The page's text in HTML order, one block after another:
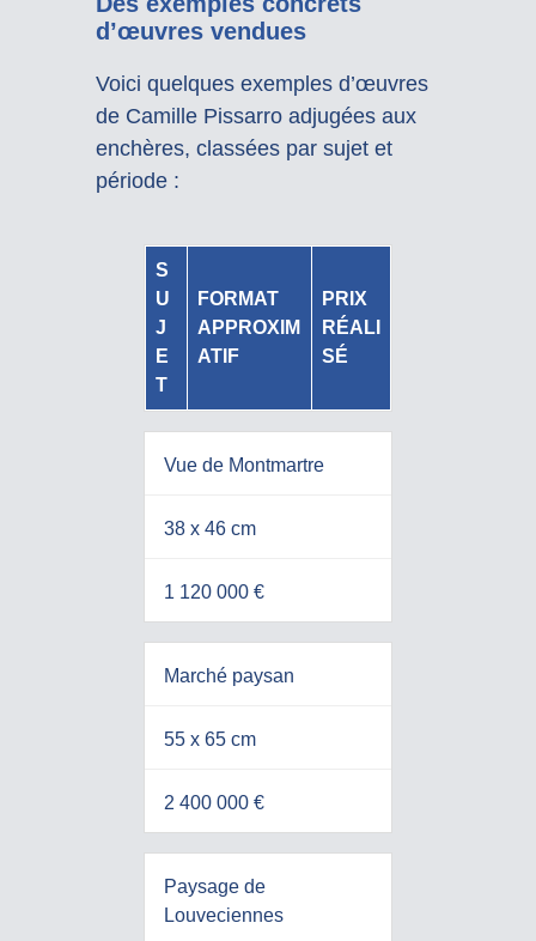
d’œuvres vendues
Voici quelques exemples d’œuvres
de Camille Pissarro adjugées aux
enchères, classées par sujet et
période :
S
U
J
E
T
FORMAT
APPROXIM
ATIF
PRIX
RÉALI
SÉ
Vue de Montmartre
38 x 46 cm
1 120 000 €
Marché paysan
55 x 65 cm
2 400 000 €
Paysage de
Louveciennes